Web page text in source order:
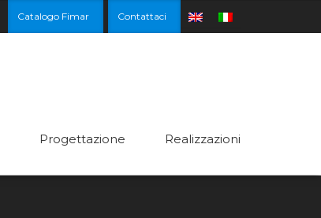
Catalogo Fimar Contattaci
Progettazione Realizzazioni